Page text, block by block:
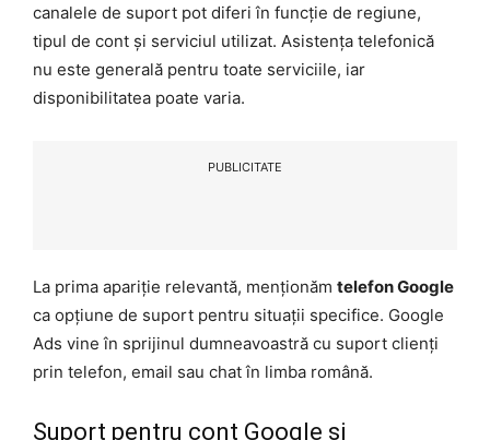
canalele de suport pot diferi în funcție de regiune,
tipul de cont și serviciul utilizat. Asistența telefonică
nu este generală pentru toate serviciile, iar
disponibilitatea poate varia.
PUBLICITATE
La prima apariție relevantă, menționăm telefon Google
ca opțiune de suport pentru situații specifice. Google
Ads vine în sprijinul dumneavoastră cu suport clienți
prin telefon, email sau chat în limba română.
Suport pentru cont Google și